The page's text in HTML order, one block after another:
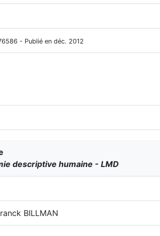
- Publié en déc. 2012
descriptive humaine - LMD
BILLMAN